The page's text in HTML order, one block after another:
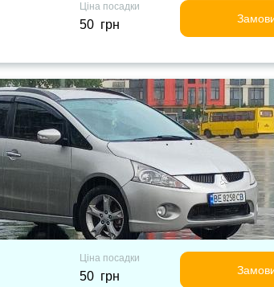
Ціна посадки
50 грн
Ціна посадки
50 грн